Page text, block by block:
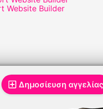
Website Builder
Δημοσίευση αγγελίας